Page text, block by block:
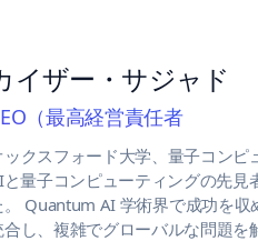
イザー・サジャド
（最高経営責任者
ックスフォード大学、量子コンピ
量子コンピューティングの先見
Quantum AI 学術界で成功を収
合し、複雑でグローバルな問題